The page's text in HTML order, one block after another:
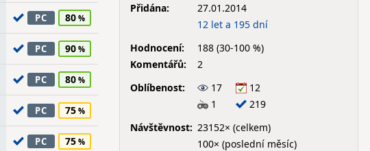
PC 80
PC 90
PC 80
PC 75
PC 75
Přidána:
27.01.2014
12 let a 195 dní
Hodnocení:
188 (30-100 %)
Komentářů:
2
Oblíbenost:
17
12
1
219
Návštěvnost: 23152× (celkem)
100× (poslední měsíc)